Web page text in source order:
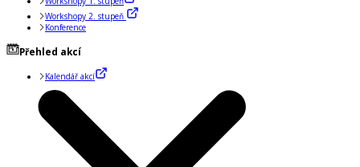
Workshopy 2. stupeň
Konference
Přehled akcí
Kalendář akcí